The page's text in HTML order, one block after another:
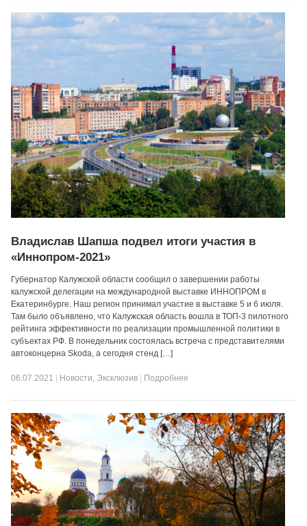
Владислав Шапша подвел итоги участия в
«Иннопром-2021»
Губернатор Калужской области сообщил о завершении работы
калужской делегации на международной выставке ИННОПРОМ в
Екатеринбурге. Наш регион принимал участие в выставке 5 и 6 июля.
Там было объявлено, что Калужская область вошла в ТОП-3 пилотного
рейтинга эффективности по реализации промышленной политики в
субъектах РФ. В понедельник состоялась встреча с представителями
автоконцерна Skoda, а сегодня стенд […]
06.07.2021 Новости, Эксклюзив Подробнее